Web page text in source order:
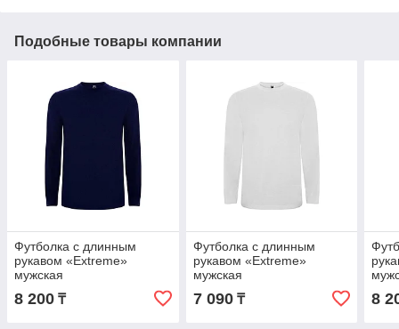
Подобные товары компании
Футболка c длинным
рукавом «Extreme»
мужская
8 200 ₸
Футболка c длинным
рукавом «Extreme»
мужская
7 090₸ 8